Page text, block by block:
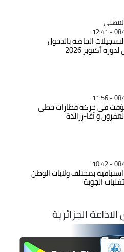
الخاصة بالدخول
أكتوبر 2026
في حركة قطارات خطي
و آغا-زرالدة
بمختلف ولايات الوطن
الجوية
الجزائرية